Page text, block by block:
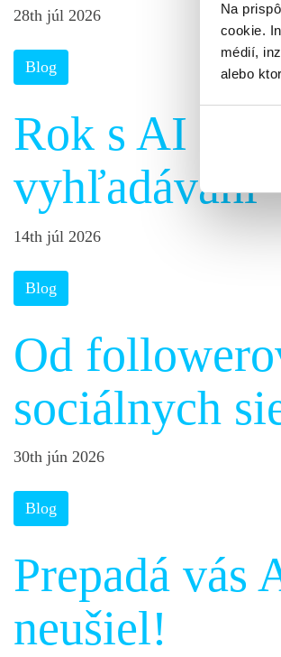
Na
cookie.
médií,
alebo
28th júl 2026
Blog
Rok s AI
vyhľadávaní
14th júl 2026
Blog
Od
sociálnych
30th jún 2026
Blog
Prepadá vás
neušiel!